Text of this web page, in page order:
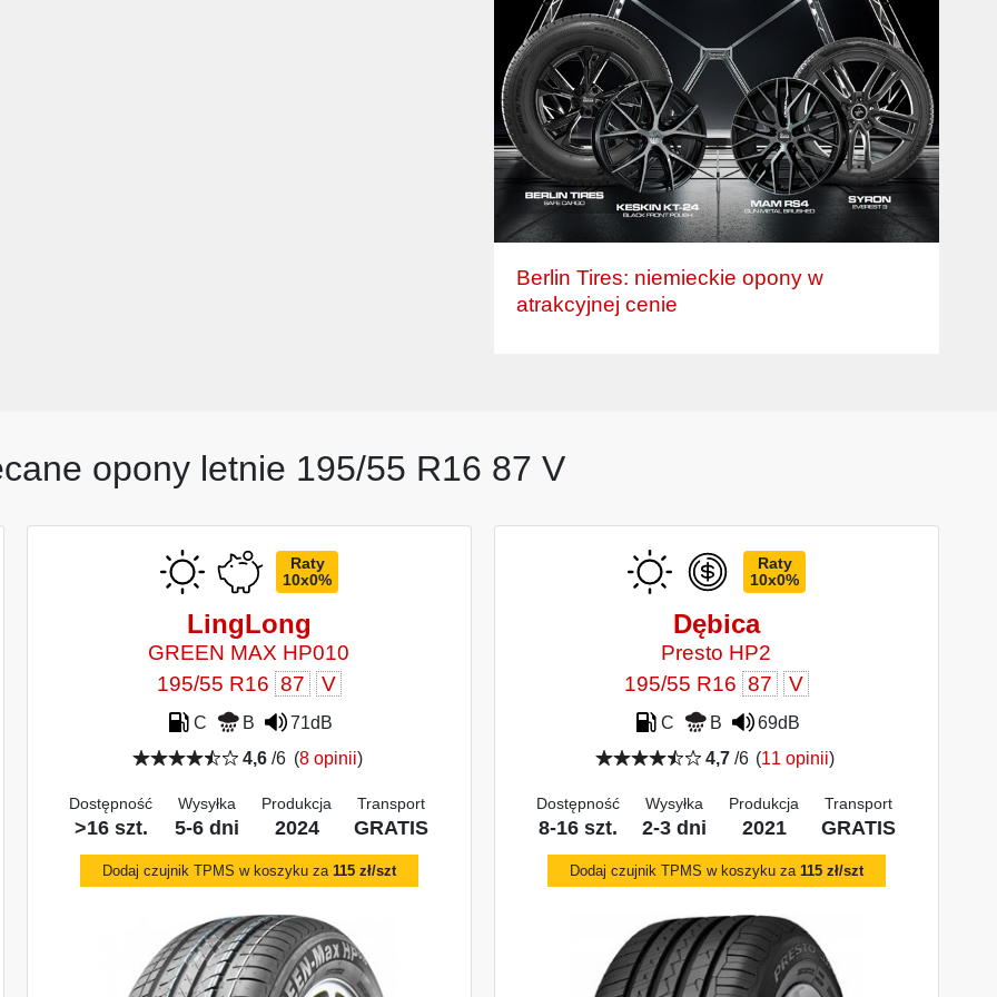
Berlin Tires: niemieckie opony w
atrakcyjnej cenie
opony letnie 195/55 R16 87 V
Raty
10x0%
LingLong
GREEN MAX HP010
195/55 R16 87 V
C B
71dB
4,6 /6 (8 opinii)
Dostępność
>16 szt.
Wysyłka
5-6 dni
Produkcja
2024
Transport
GRATIS
Dodaj czujnik TPMS w koszyku za 115 zł/szt
Raty
10x0%
Dębica
Presto HP2
195/55 R16 87 V
C B
69dB
4,7/6 (11 opinii)
Dostępność
8-16 szt.
Wysyłka
2-3 dni
Produkcja
2021
Transport
GRATIS
Dodaj czujnik TPMS w koszyku za 115 zł/szt